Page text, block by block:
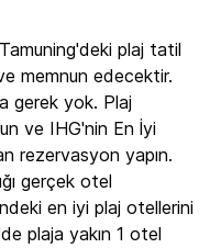
plaj tatil
memnun edecektir.
gerek yok. Plaj
ve IHG'nin En İyi
rezervasyon yapın.
gerçek otel
en iyi plaj otellerini
plaja yakın 1 otel